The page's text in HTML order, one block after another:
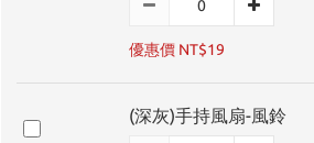
優惠價 NT$19
(深灰)手持風扇-風鈴